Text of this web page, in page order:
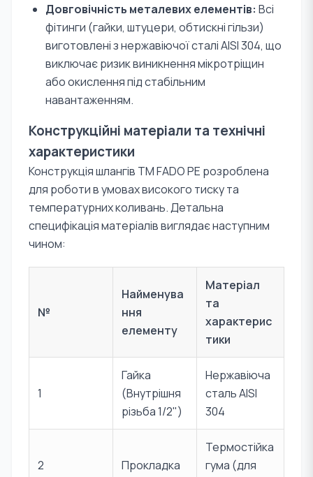
Довговічність металевих елементів: Всі
фітинги (гайки, штуцери, обтискні гільзи)
виготовлені з нержавіючої сталі AISI 304, що
виключає ризик виникнення мікротріщин
або окислення під стабільним
навантаженням.
Конструкційні матеріали та технічні
характеристики
Конструкція шлангів TM FADO PE розроблена
для роботи в умовах високого тиску та
температурних коливань. Детальна
специфікація матеріалів виглядає наступним
чином:
№
Найменува
ння
елементу
Матеріал
та
характерис
тики
1
Гайка
(Внутрішня
різьба 1/2")
Нержавіюча
сталь AISI
304
2 Прокладка
Термостійка
гума (для